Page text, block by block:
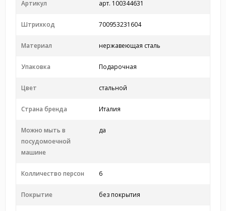
Артикул арт. 100344631
Штрихкод 700953231604
Материал нержавеющая сталь
Упаковка Подарочная
Цвет стальной
Страна бренда Италия
Можно мыть в
посудомоечной
машине
да
Колличество персон 6
Покрытие без покрытия